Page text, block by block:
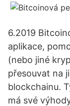
6.2019
aplikace,
(nebo jiné
přesouvat na
blockchainu.
má své